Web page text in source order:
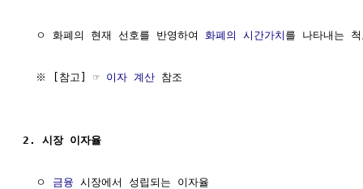
  ㅇ 화폐의 현재 선호를 반영하여
화폐의 시간가치 를 나타내는 척
  ※ [참고] ☞
이자 계산 참조
2. 시장 이자율
  ㅇ
금융 시장에서 성립되는 이자율